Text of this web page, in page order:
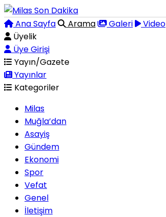
Ana Sayfa Arama Galeri Video
Üyelik
Üye Girişi
Yayın/Gazete
Yayınlar
Kategoriler
Milas
Muğla’dan
Asayiş
Gündem
Ekonomi
Spor
Vefat
Genel
İletişim